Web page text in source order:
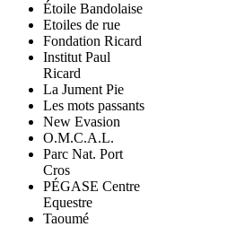
Étoile Bandolaise
Etoiles de rue
Fondation Ricard
Institut Paul
Ricard
La Jument Pie
Les mots passants
New Evasion
O.M.C.A.L.
Parc Nat. Port
Cros
PÉGASE Centre
Equestre
Taoumé